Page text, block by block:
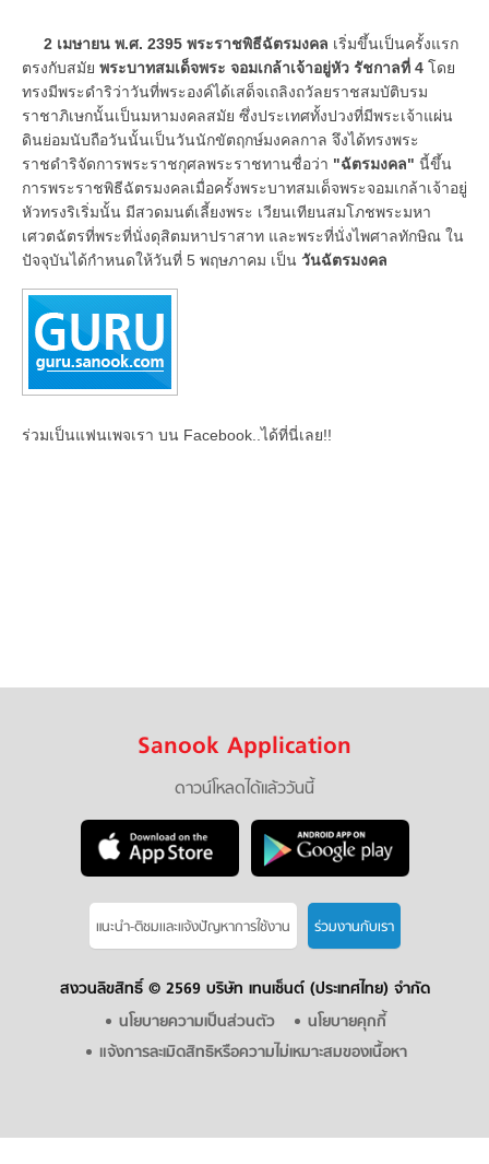
2 เมษายน พ.ศ. 2395 พระราชพิธีฉัตรมงคล เริ่มขึ้นเป็นครั้งแรก
ตรงกับสมัย พระบาทสมเด็จพระ จอมเกล้าเจ้าอยู่หัว รัชกาลที่ 4 โดย
ทรงมีพระดำริว่าวันที่พระองค์ได้เสด็จเถลิงถวัลยราชสมบัติบรม
ราชาภิเษกนั้นเป็นมหามงคลสมัย ซึ่งประเทศทั้งปวงที่มีพระเจ้าแผ่น
ดินย่อมนับถือวันนั้นเป็นวันนักขัตฤกษ์มงคลกาล จึงได้ทรงพระ
ราชดำริจัดการพระราชกุศลพระราชทานชื่อว่า "ฉัตรมงคล" นี้ขึ้น
การพระราชพิธีฉัตรมงคลเมื่อครั้งพระบาทสมเด็จพระจอมเกล้าเจ้าอยู่
หัวทรงริเริ่มนั้น มีสวดมนต์เลี้ยงพระ เวียนเทียนสมโภชพระมหา
เศวตฉัตรที่พระที่นั่งดุสิตมหาปราสาท และพระที่นั่งไพศาลทักษิณ ใน
ปัจจุบันได้กำหนดให้วันที่ 5 พฤษภาคม เป็น วันฉัตรมงคล
ร่วมเป็นแฟนเพจเรา บน Facebook..ได้ที่นี่เลย!!
Sanook Application
ดาวน์โหลดได้แล้ววันนี้
แนะนำ-ติชมเเละแจ้งปัญหาการใช้งาน ร่วมงานกับเรา
สงวนลิขสิทธิ์ © 2569 บริษัท เทนเซ็นต์ (ประเทศไทย) จำกัด
นโยบายความเป็นส่วนตัว
นโยบายคุกกี้
แจ้งการละเมิดสิทธิหรือความไม่เหมาะสมของเนื้อหา